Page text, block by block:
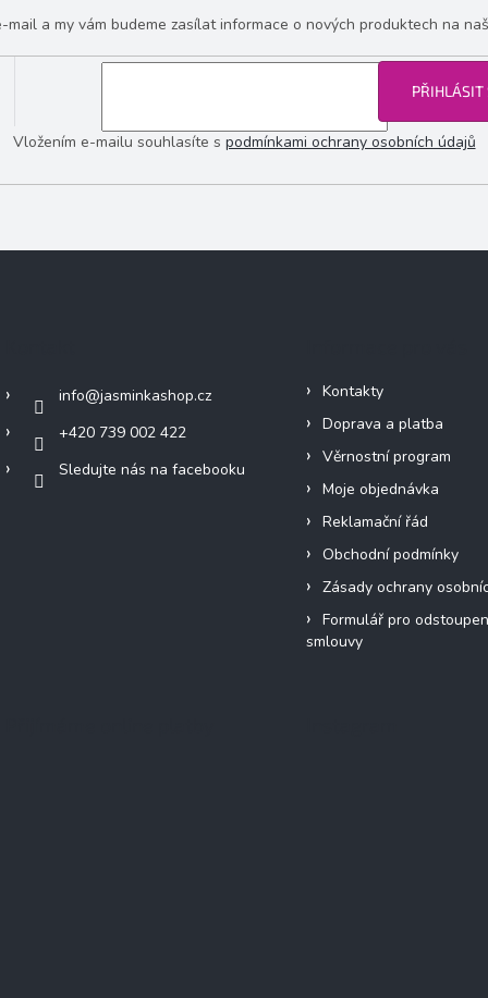
mail a my vám budeme zasílat informace o nových produktech na
Vložením e-mailu souhlasíte s podmínkami ochrany osobních údajů
PŘIHLÁSIT
info@jasminkashop.cz
+420 739 002 422
Sledujte nás na facebooku
Kontakty
Doprava a platba
Věrnostní program
Moje objednávka
Reklamační řád
Obchodní podmínky
Zásady ochrany
Formulář pro
smlouvy